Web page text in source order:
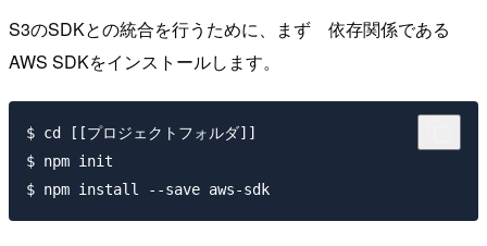
S3のSDKとの統合を行うために、まず 依存関係である
AWS SDKをインストールします。
$ cd [[プロジェクトフォルダ]]
$ npm init